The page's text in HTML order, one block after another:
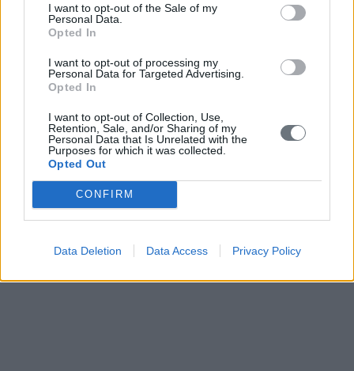
I want to opt-out of the Sale of my
Personal Data.
Opted In
I want to opt-out of processing my
Personal Data for Targeted Advertising.
Opted In
I want to opt-out of Collection, Use,
Retention, Sale, and/or Sharing of my
Personal Data that Is Unrelated with the
Purposes for which it was collected.
Opted Out
CONFIRM
Data Deletion Data Access Privacy Policy